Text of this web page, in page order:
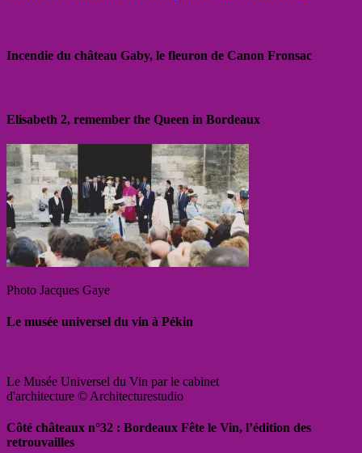
Incendie du château Gaby, le fleuron de Canon Fronsac
Elisabeth 2, remember the Queen in Bordeaux
Photo Jacques Gaye
Le musée universel du vin à Pékin
Le Musée Universel du Vin par le cabinet
d'architecture © Architecturestudio
Côté châteaux n°32 : Bordeaux Fête le Vin, l’édition des
retrouvailles